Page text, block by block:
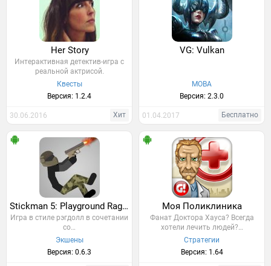
Her Story
Интерактивная детектив-игра с
реальной актрисой.
Квесты
Версия: 1.2.4
30.06.2016 Хит
VG: Vulkan
MOBA
Версия: 2.3.0
01.04.2017 Бесплатно
Stickman 5: Playground Ragdoll
Игра в стиле рэгдолл в сочетании
со…
Экшены
Версия: 0.6.3
Моя Поликлиника
Фанат Доктора Хауса? Всегда
хотели лечить людей?…
Стратегии
Версия: 1.64